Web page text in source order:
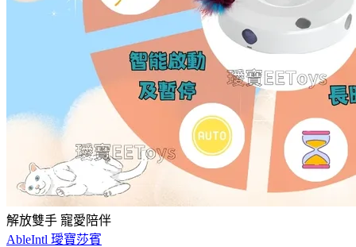
解放雙手 寵愛陪伴
AbleIntl 璦寶莎賓